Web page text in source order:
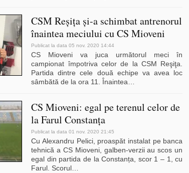
CSM Reşiţa şi-a schimbat antrenorul
înaintea meciului cu CS Mioveni
Publicat la data 05 nov. 2020 14:44
CS Mioveni va juca următorul meci în
campionat împotriva celor de la CSM Reşiţa.
Partida dintre cele două echipe va avea loc
sâmbătă de la ora 11. Înaintea
CS Mioveni: egal pe terenul celor de
la Farul Constanța
Publicat la data 01 nov. 2020 21:45
Cu Alexandru Pelici, proaspăt instalat pe banca
tehnică a CS Mioveni, galben-verzii au scos un
egal din partida de la Constanța, scor 1 – 1, cu
Farul. Scorul